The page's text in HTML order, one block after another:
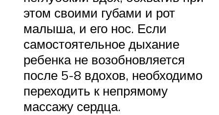
этом своими губами и рот
малыша, и его нос. Если
самостоятельное дыхание
ребенка не возобновляется
после 5-8 вдохов, необходимо
переходить к непрямому
массажу сердца.